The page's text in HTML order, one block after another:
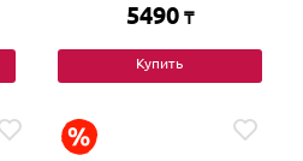
5490 ₸
Купить